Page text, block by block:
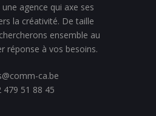
une agence qui axe ses
la créativité. De taille
ensemble au
réponse à vos besoins.
ca.be
479 51 88 45